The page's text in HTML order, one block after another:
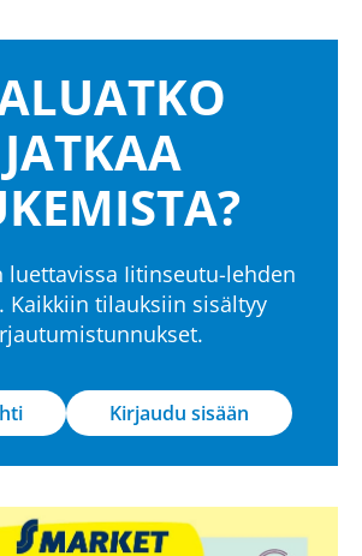
JATKAA
luettavissa Iitinseutu-lehden
Kaikkiin tilauksiin sisältyy
Kirjaudu sisään